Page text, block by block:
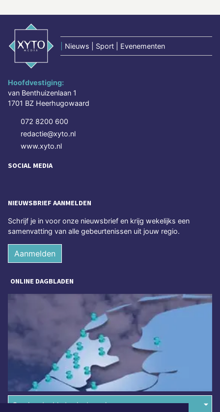
Nieuws | Sport | Evenementen
Hoofdvestiging:
van Benthuizenlaan 1
1701 BZ Heerhugowaard
072 8200 600
redactie@xyto.nl
www.xyto.nl
SOCIAL MEDIA
NIEUWSBRIEF AANMELDEN
Schrijf je in voor onze nieuwsbrief en krijg wekelijks een
samenvatting van alle gebeurtenissen uit jouw regio.
Aanmelden
ONLINE DAGBLADEN
Overige dagbladen in de regio